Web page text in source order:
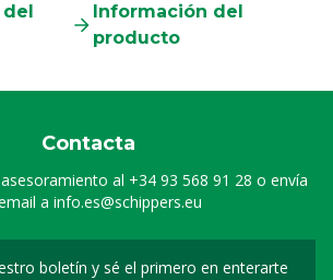
Información del
producto
Contacta
al +34 93 568 91 28 o envía
a info.es@schippers.eu
boletín y sé el primero en enterarte
Suscripción a nuestro